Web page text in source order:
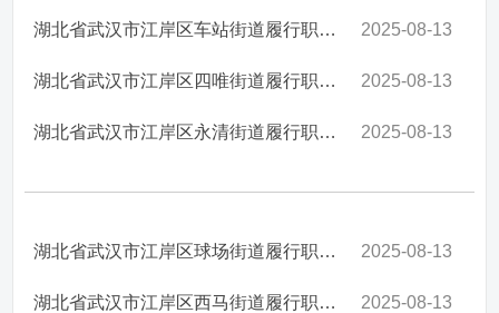
湖北省武汉市江岸区车站街道履行职责事项清单 2025-08-13
湖北省武汉市江岸区四唯街道履行职责事项清单 2025-08-13
湖北省武汉市江岸区永清街道履行职责事项清单 2025-08-13
湖北省武汉市江岸区球场街道履行职责事项清单 2025-08-13
湖北省武汉市江岸区西马街道履行职责事项清单 2025-08-13